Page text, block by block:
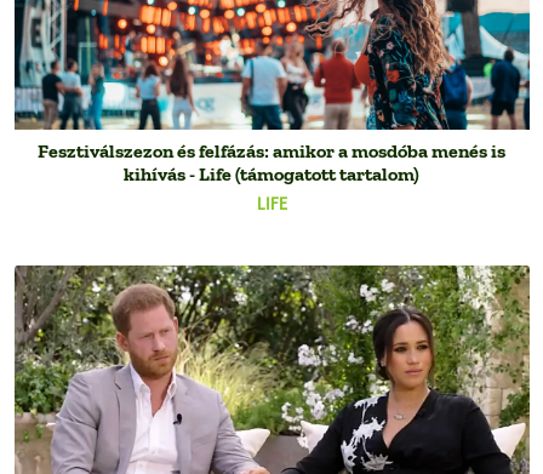
LIFE
Fesztiválszezon és felfázás: amikor a mosdóba menés is
kihívás - Life (támogatott tartalom)